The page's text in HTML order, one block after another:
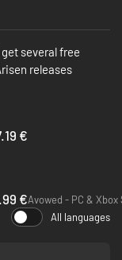
several free
releases
€
€
All languages